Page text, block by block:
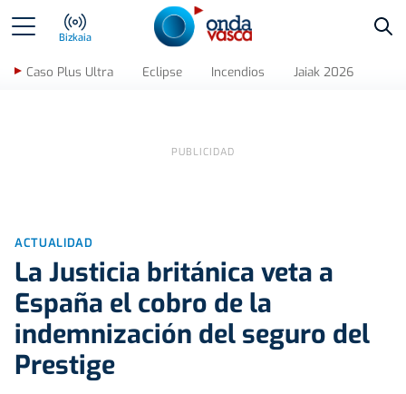
Bizkaia
Caso Plus Ultra Eclipse Incendios Jaiak 2026
ACTUALIDAD
La Justicia británica veta a
España el cobro de la
indemnización del seguro del
Prestige